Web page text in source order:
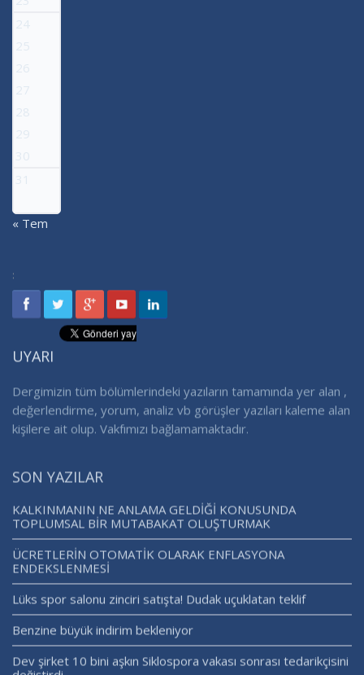
24
25
26
27
28
29
30
31
« Tem
:
UYARI
Dergimizin tüm bölümlerindeki yazıların tamamında yer alan ,
değerlendirme, yorum, analiz vb görüşler yazıları kaleme alan
kişilere ait olup. Vakfımızı bağlamamaktadır.
SON YAZILAR
KALKINMANIN NE ANLAMA GELDİĞİ KONUSUNDA
TOPLUMSAL BİR MUTABAKAT OLUŞTURMAK
ÜCRETLERİN OTOMATİK OLARAK ENFLASYONA
ENDEKSLENMESİ
Lüks spor salonu zinciri satışta! Dudak uçuklatan teklif
Benzine büyük indirim bekleniyor
Dev şirket 10 bini aşkın Siklospora vakası sonrası tedarikçisini